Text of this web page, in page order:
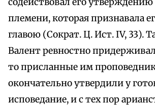
племени, которая признавала
главою (Сократ. Ц. Ист. IV, 33).
Валент ревностно
то присланные им
окончательно утвердили у
исповедание, и с тех пор